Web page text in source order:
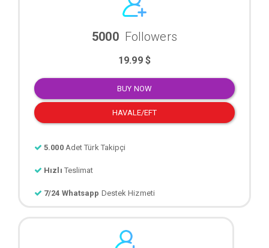
5000 Followers
19.99 $
BUY NOW
HAVALE/EFT
5.000 Adet Türk Takipçi
Hızlı Teslimat
7/24 Whatsapp Destek Hizmeti